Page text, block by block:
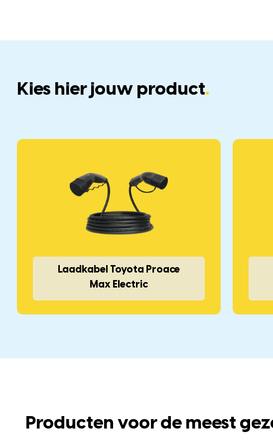
Kies hier jouw product.
Laadkabel Toyota Proace
Max Electric
Producten voor de meest